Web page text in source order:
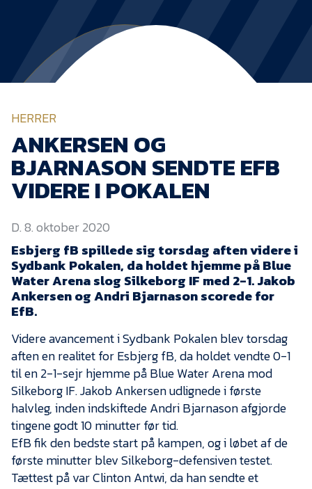
BLUE WATER
ARENA
NYHEDER
Om Esbjerg fB
Sydvestjysk Fodbold
Samarbejde
Partnere
Blue Water Arena
Kontakt
Job i EfB
Presse
HERRER
ANKERSEN OG
BJARNASON SENDTE EFB
VIDERE I POKALEN
D. 8. oktober 2020
Esbjerg fB spillede sig torsdag aften videre i
Sydbank Pokalen, da holdet hjemme på Blue
Water Arena slog Silkeborg IF med 2-1. Jakob
Ankersen og Andri Bjarnason scorede for
EfB.
Videre avancement i Sydbank Pokalen blev torsdag
aften en realitet for Esbjerg fB, da holdet vendte 0-1
til en 2-1-sejr hjemme på Blue Water Arena mod
Silkeborg IF. Jakob Ankersen udlignede i første
halvleg, inden indskiftede Andri Bjarnason afgjorde
tingene godt 10 minutter før tid.
EfB fik den bedste start på kampen, og i løbet af de
første minutter blev Silkeborg-defensiven testet.
Tættest på var Clinton Antwi, da han sendte et